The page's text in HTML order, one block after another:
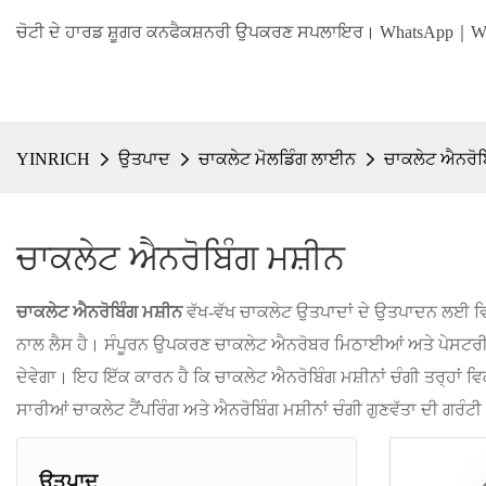
ਚੋਟੀ ਦੇ ਹਾਰਡ ਸ਼ੂਗਰ ਕਨਫੈਕਸ਼ਨਰੀ ਉਪਕਰਣ ਸਪਲਾਇਰ। WhatsApp｜
YINRICH ਉਤਪਾਦ ਚਾਕਲੇਟ ਮੋਲਡਿੰਗ ਲਾਈਨ ਚਾਕਲੇਟ
ਚਾਕਲੇਟ ਐਨਰੋਬਿੰਗ ਮਸ਼ੀਨ
ਚਾਕਲੇਟ ਐਨਰੋਬਿੰਗ ਮਸ਼ੀਨਵੱਖ-ਵੱਖ ਚਾਕਲੇਟ ਉਤਪਾਦਾਂ ਦੇ ਉਤਪਾਦਨ ਲਈ
ਨਾਲ ਲੈਸ ਹੈ। ਸੰਪੂਰਨ ਉਪਕਰਣ ਚਾਕਲੇਟ ਐਨਰੋਬਰ ਮਿਠਾਈਆਂ ਅਤੇ
ਦੇਵੇਗਾ। ਇਹ ਇੱਕ ਕਾਰਨ ਹੈ ਕਿ ਚਾਕਲੇਟ ਐਨਰੋਬਿੰਗ ਮਸ਼ੀਨਾਂ ਚੰਗੀ ਤਰ੍ਹਾਂ
ਸਾਰੀਆਂ ਚਾਕਲੇਟ ਟੈਂਪਰਿੰਗ ਅਤੇ ਐਨਰੋਬਿੰਗ ਮਸ਼ੀਨਾਂ ਚੰਗੀ ਗੁਣਵੱਤਾ ਦੀ
ਉਤਪਾਦ